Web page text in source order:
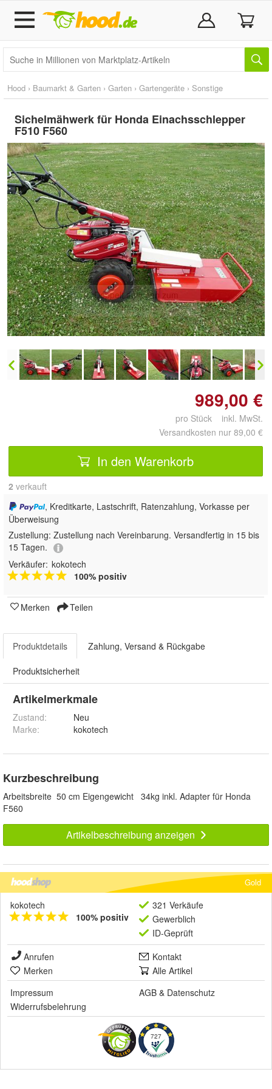
Hood › Baumarkt & Garten › Garten › Gartengeräte › Sonstige
Sichelmähwerk für Honda Einachsschlepper
F510 F560
Doppelt antippen zum
vergrößern
989,00 €
pro Stück inkl. MwSt.
Versandkosten nur 89,00 €
In den Warenkorb
2 verkauft
, Kreditkarte, Lastschrift, Ratenzahlung, Vorkasse per
Überweisung
Zustellung: Zustellung nach Vereinbarung. Versandfertig in 15 bis
15 Tagen.
Verkäufer: kokotech
100% positiv
Merken Teilen
Produktdetails Zahlung, Versand & Rückgabe
Produktsicherheit
Artikelmerkmale
Zustand:
Neu
Marke:
kokotech
Kurzbeschreibung
Arbeitsbreite 50 cm Eigengewicht 34kg inkl. Adapter für Honda
F560
Artikelbeschreibung anzeigen
Gold
kokotech
100% positiv
321 Verkäufe
Gewerblich
ID-Geprüft
Anrufen
Kontakt
Merken
Alle Artikel
Impressum
AGB & Datenschutz
Widerrufsbelehrung
727